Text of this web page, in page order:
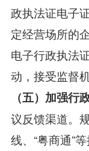
政执法证电子
定经营场所的
电子行政执法
动，接受监督
（五）加强行
议反馈渠道。
线、“粤商通”